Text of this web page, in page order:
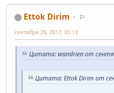
Ettok Dirim
⚐
сентября 29, 2017, 05:13
Цитата: wandrien от
Цитата: Ettok Dirim от